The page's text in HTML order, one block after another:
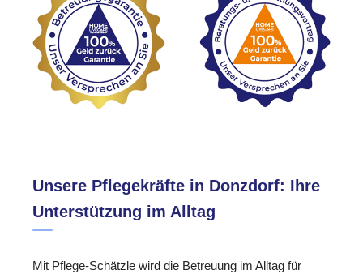
Unsere Pflegekräfte in Donzdorf: Ihre
Unterstützung im Alltag
Mit Pflege-Schätzle wird die Betreuung im Alltag für